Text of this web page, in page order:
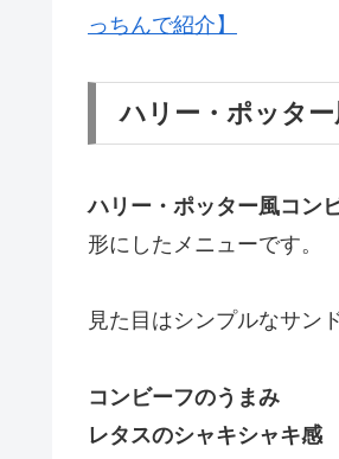
っちんで紹介】
ハリー・ポッタ
ハリー・ポッター風コン
形にしたメニューです。
見た目はシンプルなサン
コンビーフのうまみ
レタスのシャキシャキ感